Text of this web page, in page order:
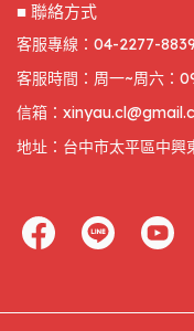
■ 聯絡方式
客服專線：04-2277-
客服時間：周一~周六：
信箱：
地址：台中市太平區中興